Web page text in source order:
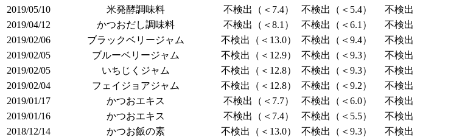
2019/05/10
米発酵調味料 不検出（＜7.4） 不検出（＜5.4）
不検出
2019/04/12
かつおだし調味料 不検出（＜8.1） 不検出（＜6.1）
不検出
2019/02/06
ブラックベリージャム 不検出（＜13.0） 不検出（＜9.4）
不検出
2019/02/05
ブルーベリージャム 不検出（＜12.9） 不検出（＜9.3）
不検出
2019/02/05
いちじくジャム 不検出（＜12.8） 不検出（＜9.3）
不検出
2019/02/04
フェイジョアジャム 不検出（＜12.8） 不検出（＜9.2）
不検出
2019/01/17
かつおエキス 不検出（＜7.7） 不検出（＜6.0）
不検出
2019/01/16
かつおエキス 不検出（＜7.4） 不検出（＜5.5）
不検出
2018/12/14
かつお飯の素 不検出（＜13.0） 不検出（＜9.3）
不検出